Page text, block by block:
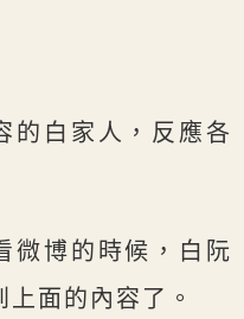
的白家人，反應各
微博的時候，白阮
面的內容了。